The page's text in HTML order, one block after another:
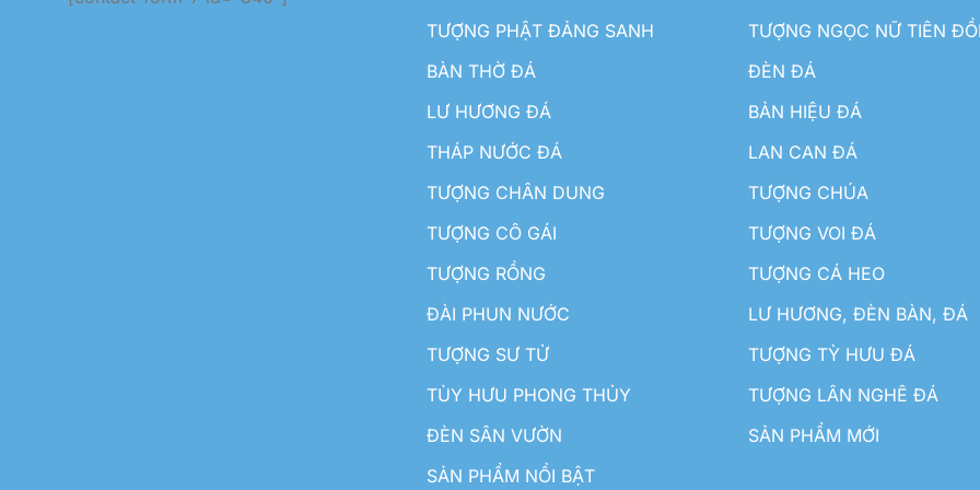
TƯỢNG PHẬT ĐẢNG SANH
TƯỢNG NGỌC NỮ TIÊN
BÀN THỜ ĐÁ
ĐÈN ĐÁ
LƯ HƯƠNG ĐÁ
BẢN HIỆU ĐÁ
THÁP NƯỚC ĐÁ
LAN CAN ĐÁ
TƯỢNG CHÂN DUNG
TƯỢNG CHÚA
TƯỢNG CÔ GÁI
TƯỢNG VOI ĐÁ
TƯỢNG RỒNG
TƯỢNG CÁ HEO
ĐÀI PHUN NƯỚC
LƯ HƯƠNG, ĐÈN BÀN, ĐÁ
TƯỢNG SƯ TỬ
TƯỢNG TỲ HƯU ĐÁ
TÙY HƯU PHONG THỦY
TƯỢNG LÂN NGHÊ ĐÁ
ĐÈN SÂN VƯỜN
SẢN PHẨM MỚI
SẢN PHẨM NỔI BẬT